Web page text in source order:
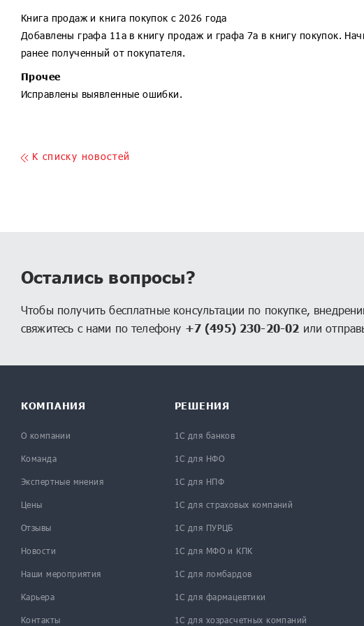
1С:Налоговый мониторинг. Бухгалтерия КОРП
1С:Учет и управление для ПУРЦБ КОРП
1С:Управление МФО и КПК
1С:Ломбард
Книга продаж и книга покупок с 2026 года
Добавлены графа 11а в книгу продаж и графа 7а в книгу покупок.
ранее полученный от покупателя.
Прочее
Исправлены выявленные ошибки.
K списку новостей
Остались вопросы?
Чтобы получить бесплатные консультации по покупке,
свяжитесь с нами по телефону +7 (495) 230-20-02 или
КОМПАНИЯ
О компании
Команда
Экспертные мнения
Цены
Отзывы
Новости
Наши мероприятия
Карьера
Контакты
РЕШЕНИЯ
1С для банков
1С для НФО
1С для НПФ
1С для страховых компаний
1С для ПУРЦБ
1С для МФО и КПК
1С для ломбардов
1С для фармацевтики
1С для хозрасчетных компаний